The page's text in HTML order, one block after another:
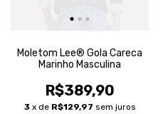
Moletom Lee® Gola Careca
Marinho Masculina
R$389,90
3 x de R$129,97 sem juros